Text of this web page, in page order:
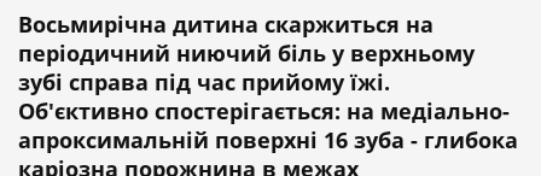
Восьмирічна дитина скаржиться на
періодичний ниючий біль у верхньому
зубі справа під час прийому їжі.
Об'єктивно спостерігається: на медіально-
апроксимальній поверхні 16 зуба - глибока
каріозна порожнина в межах